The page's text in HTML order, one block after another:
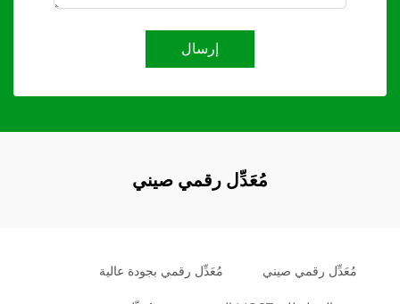
إرسال
مُعَدِّل رقمي صيني
مُعَدِّل رقمي صيني مُعَدِّل رقمي بجودة عالية